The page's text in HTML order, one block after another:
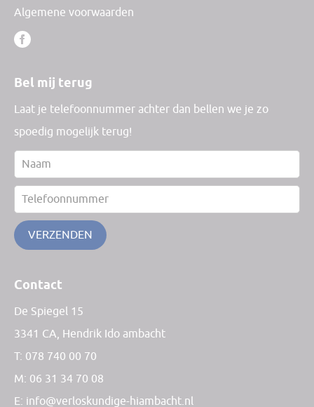
Algemene voorwaarden
Bel mij terug
Laat je telefoonnummer achter dan bellen we je zo
spoedig mogelijk terug!
VERZENDEN
Contact
De Spiegel 15
3341 CA, Hendrik Ido ambacht
T: 078 740 00 70
M: 06 31 34 70 08
E: info@verloskundige-hiambacht.nl